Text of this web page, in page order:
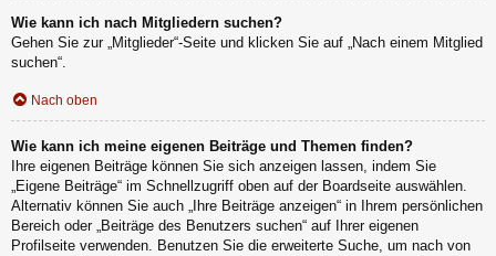
Wie kann ich nach Mitgliedern suchen?
Gehen Sie zur „Mitglieder“-Seite und klicken Sie auf „Nach einem Mitglied
suchen“.
Nach oben
Wie kann ich meine eigenen Beiträge und Themen finden?
Ihre eigenen Beiträge können Sie sich anzeigen lassen, indem Sie
„Eigene Beiträge“ im Schnellzugriff oben auf der Boardseite auswählen.
Alternativ können Sie auch „Ihre Beiträge anzeigen“ in Ihrem persönlichen
Bereich oder „Beiträge des Benutzers suchen“ auf Ihrer eigenen
Profilseite verwenden. Benutzen Sie die erweiterte Suche, um nach von